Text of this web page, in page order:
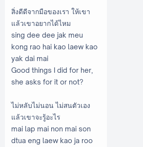
สิ่งดีดีจากมือของเรา ให้เขา
แล้วเขาอยากได้ไหม
sing dee dee jak meu
kong rao hai kao laew kao
yak dai mai
Good things I did for her,
she asks for it or not?
ไม่หลับไม่นอน ไม่สนตัวเอง
แล้วเขาจะรู้อะไร
mai lap mai non mai son
dtua eng laew kao ja roo